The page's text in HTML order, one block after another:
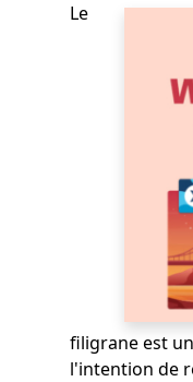
Le
filigrane est
l'intention de